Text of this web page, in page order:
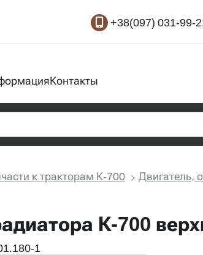
+38(097) 031-99-
Контакты
к тракторам К-700 Двигатель,
К-700
1